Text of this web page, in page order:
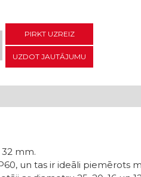
PIRKT UZREIZ
UZDOT JAUTĀJUMU
mm.
un tas ir ideāli piemērots